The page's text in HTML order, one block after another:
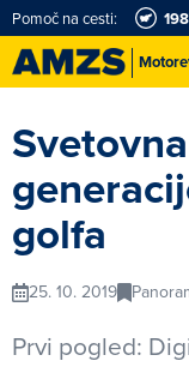
Pomoč na cesti:
golfa
25. 10. 2019
Prvi pogled: